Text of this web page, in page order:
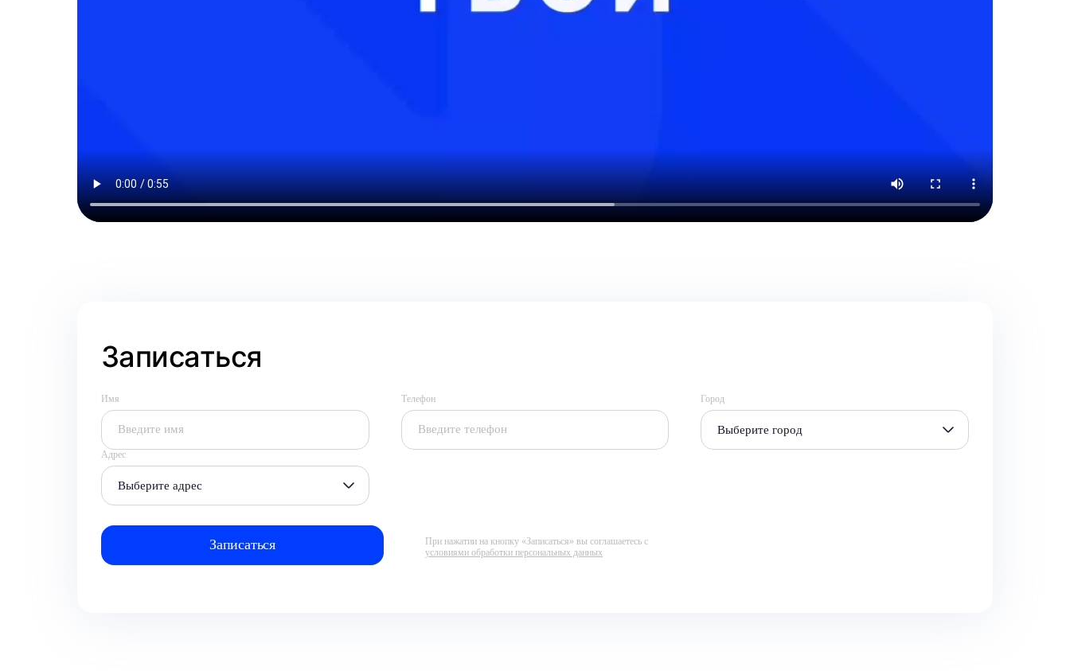
Записаться
Имя Телефон Город
Выберите город
Адрес
Выберите адрес
При нажатии на кнопку «Записаться» вы соглашаетесь с
условиями обработки персональных данных